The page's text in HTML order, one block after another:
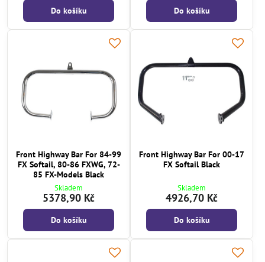
Do košíku Do košíku
Front Highway Bar For 84-99
FX Softail, 80-86 FXWG, 72-
85 FX-Models Black
Skladem
5378,90 Kč
Do košíku
Front Highway Bar For 00-17
FX Softail Black
Skladem
4926,70 Kč
Do košíku